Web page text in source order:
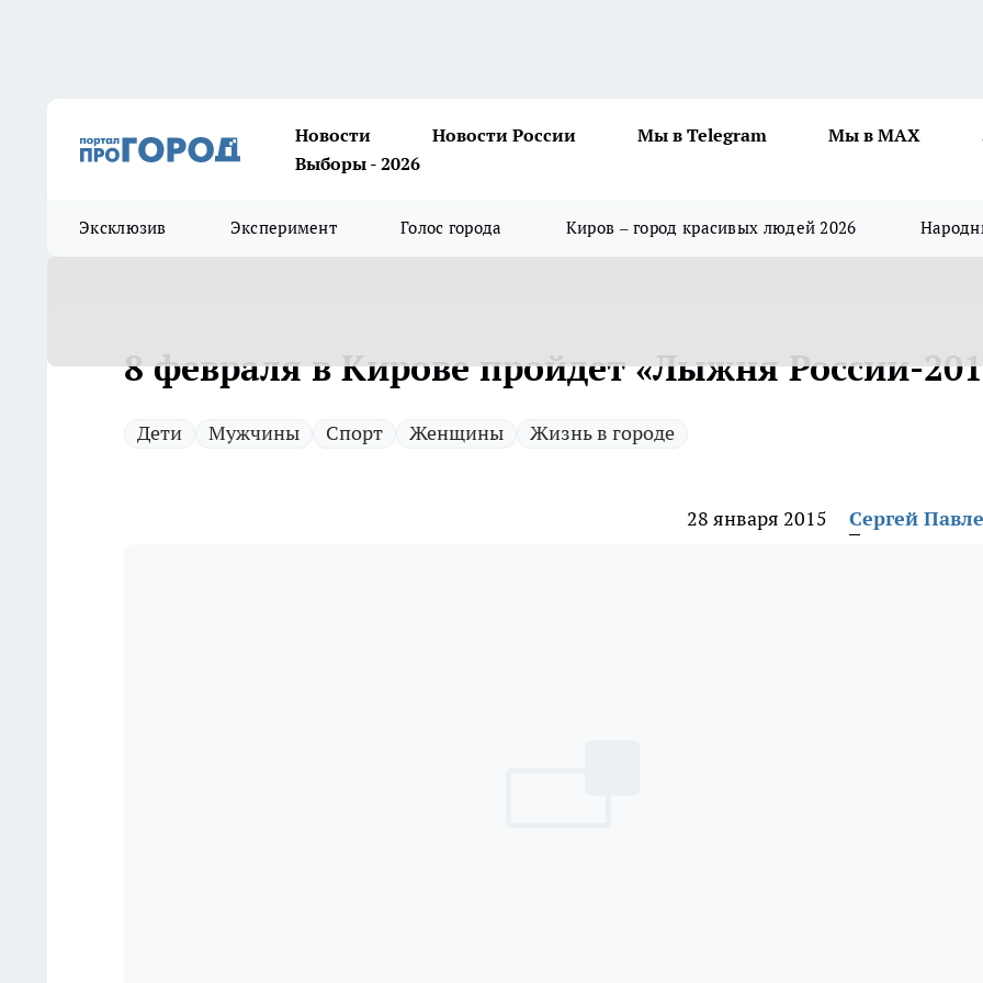
Новости Новости России Мы в Telegram Мы в MAX
Выборы - 2026
Эксклюзив Эксперимент Голос города Киров – город красивых людей 2026
8 февраля в Кирове пройдет «Лыжня России-
Дети Мужчины Спорт Женщины Жизнь в городе
28 января 2015 Сергей